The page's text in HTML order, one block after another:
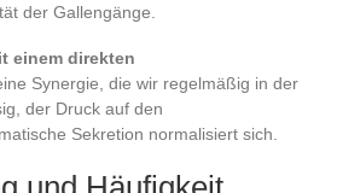
der Gallengänge.
einem direkten
Synergie, die wir regelmäßig in der
der Druck auf den
Sekretion normalisiert sich.